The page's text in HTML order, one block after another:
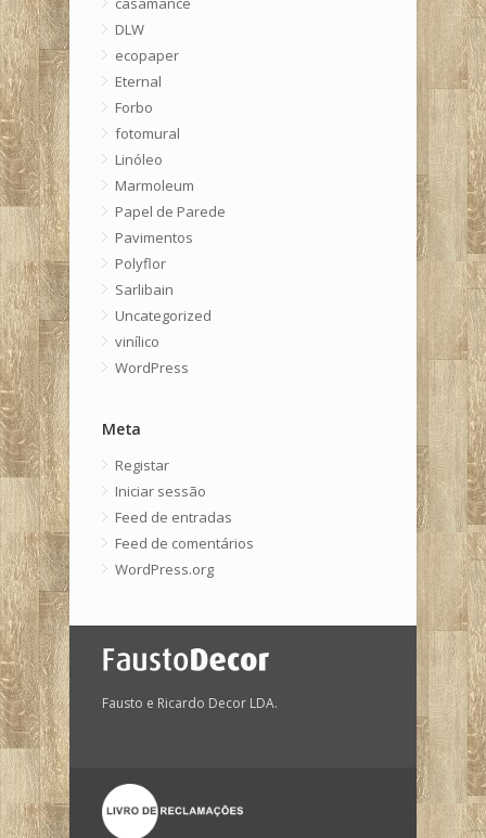
DLW
ecopaper
Eternal
Forbo
fotomural
Linóleo
Marmoleum
Papel de Parede
Pavimentos
Polyflor
Sarlibain
Uncategorized
vinílico
WordPress
Meta
Registar
Iniciar sessão
Feed de entradas
Feed de comentários
WordPress.org
Fausto e Ricardo Decor LDA.